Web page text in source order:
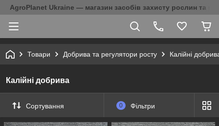
AgroPlanet Ukraine — магазин засобів захисту рослин та
Товари Добрива та регулятори росту Калійні
Калійні добрива
Сортування 0 Фільтри